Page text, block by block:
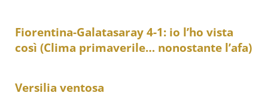
Fiorentina-Galatasaray 4-1: io l’ho vista
così (Clima primaverile… nonostante l’afa)
Versilia ventosa